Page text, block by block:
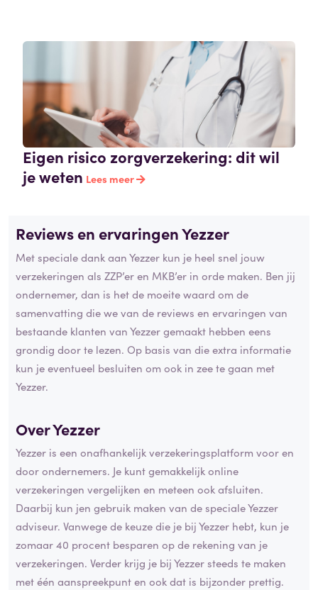
Eigen risico zorgverzekering: dit wil
je weten Lees meer
Reviews en ervaringen Yezzer
Met speciale dank aan Yezzer kun je heel snel jouw
verzekeringen als ZZP’er en MKB’er in orde maken. Ben jij
ondernemer, dan is het de moeite waard om de
samenvatting die we van de reviews en ervaringen van
bestaande klanten van Yezzer gemaakt hebben eens
grondig door te lezen. Op basis van die extra informatie
kun je eventueel besluiten om ook in zee te gaan met
Yezzer.
Over Yezzer
Yezzer is een onafhankelijk verzekeringsplatform voor en
door ondernemers. Je kunt gemakkelijk online
verzekeringen vergelijken en meteen ook afsluiten.
Daarbij kun jen gebruik maken van de speciale Yezzer
adviseur. Vanwege de keuze die je bij Yezzer hebt, kun je
zomaar 40 procent besparen op de rekening van je
verzekeringen. Verder krijg je bij Yezzer steeds te maken
met één aanspreekpunt en ook dat is bijzonder prettig.